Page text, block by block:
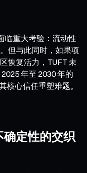
临重大考验：流动性
但与此同时，如果项
恢复活力，TUFT 未
年至 2030 年的
核心信任重塑难题。
定性的交织